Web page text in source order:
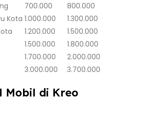
700.000
800.000
Kota 1.000.000
1.300.000
1.200.000
1.500.000
1.500.000
1.800.000
1.700.000
2.000.000
3.000.000 3.700.000
Mobil di Kreo